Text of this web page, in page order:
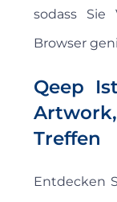
sodass Sie
Browser
Qeep
Treffen
Entdecken